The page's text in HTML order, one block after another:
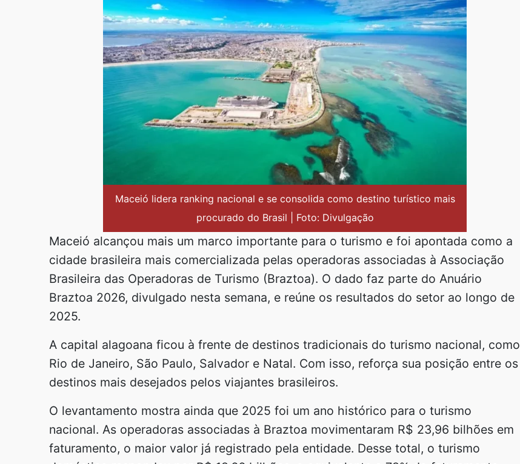
Maceió lidera ranking nacional e se consolida como destino turístico mais
procurado do Brasil | Foto: Divulgação
Maceió alcançou mais um marco importante para o turismo e foi apontada como a
cidade brasileira mais comercializada pelas operadoras associadas à Associação
Brasileira das Operadoras de Turismo (Braztoa). O dado faz parte do Anuário
Braztoa 2026, divulgado nesta semana, e reúne os resultados do setor ao longo de
2025.
A capital alagoana ficou à frente de destinos tradicionais do turismo nacional, como
Rio de Janeiro, São Paulo, Salvador e Natal. Com isso, reforça sua posição entre os
destinos mais desejados pelos viajantes brasileiros.
O levantamento mostra ainda que 2025 foi um ano histórico para o turismo
nacional. As operadoras associadas à Braztoa movimentaram R$ 23,96 bilhões em
faturamento, o maior valor já registrado pela entidade. Desse total, o turismo